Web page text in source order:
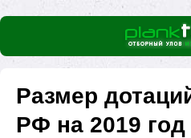
Размер
РФ на 2019 год